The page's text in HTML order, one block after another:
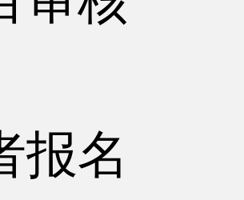
报名